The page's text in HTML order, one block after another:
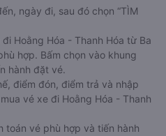
ngày đi, sau đó chọn “TÌM
Hoằng Hóa - Thanh Hóa từ Ba
hợp. Bấm chọn vào khung
hành đặt vé.
điểm đón, điểm trả và nhập
vé xe đi Hoằng Hóa - Thanh
toán vé phù hợp và tiến hành